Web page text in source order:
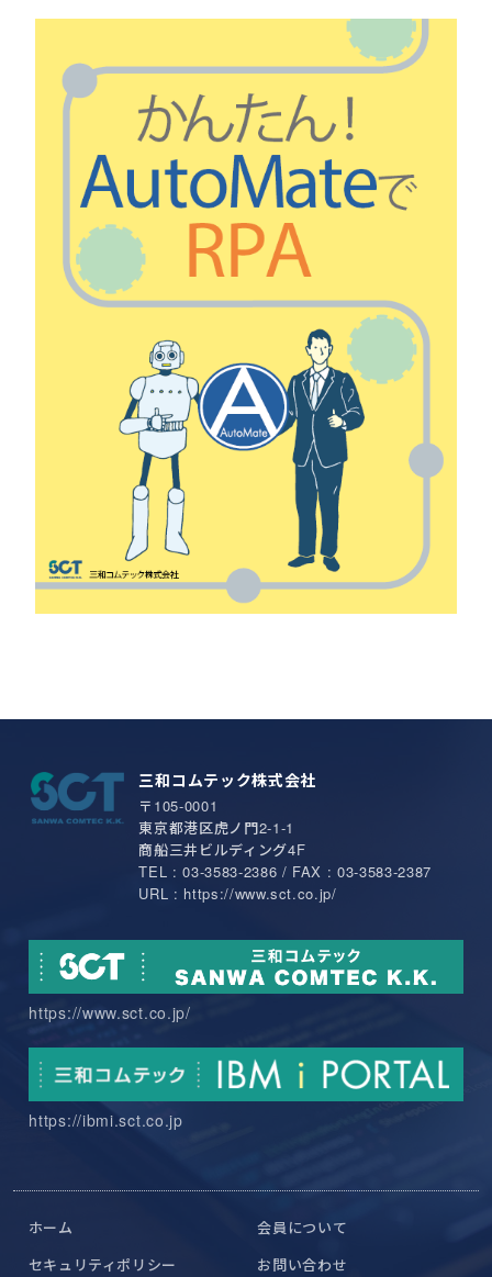
三和コムテック株式会社
〒105-0001
東京都港区虎ノ門2-1-1
商船三井ビルディング4F
TEL : 03-3583-2386 / FAX : 03-3583-2387
URL : https://www.sct.co.jp/
https://www.sct.co.jp/
https://ibmi.sct.co.jp
ホーム
会員について
セキュリティポリシー
お問い合わせ